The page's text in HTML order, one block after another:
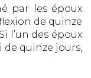
par les époux
de quinze
l’un des époux
quinze jours,